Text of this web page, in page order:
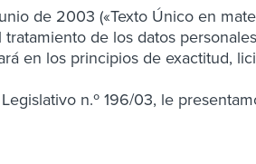
de 2003 («Texto Único en
de los datos
en los principios de exactitud,
n.º 196/03, le